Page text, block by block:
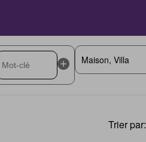
Trier par: